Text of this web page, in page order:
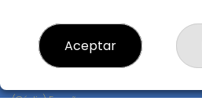
640517524
info@administracionelpelotazo.es
Callejones Cardoso nº12
(Cádiz) España
Aceptar